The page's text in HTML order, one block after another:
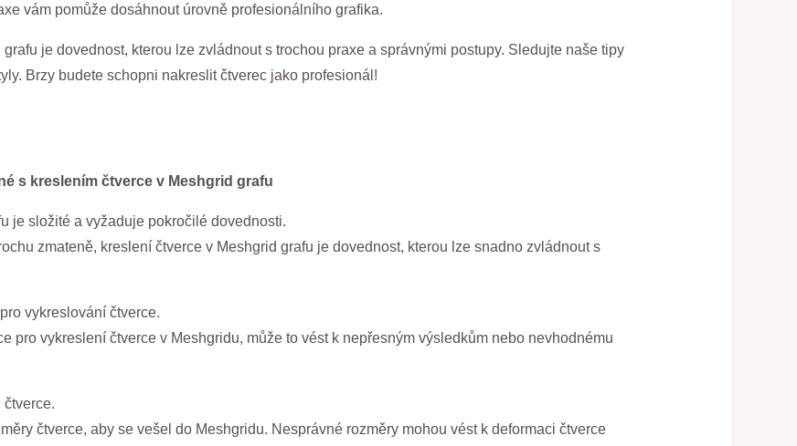
vám pomůže dosáhnout úrovně profesionálního grafika.
je dovednost, kterou lze zvládnout s trochou praxe a správnými postupy. Sledujte naše tipy
Brzy budete schopni nakreslit čtverec jako profesionál!
s kreslením čtverce v Meshgrid grafu
je složité a vyžaduje pokročilé dovednosti.
zmateně, kreslení čtverce v Meshgrid grafu je dovednost, kterou lze snadno zvládnout s
vykreslování čtverce.
pro vykreslení čtverce v Meshgridu, může to vést k nepřesným výsledkům nebo nevhodnému
čtverce.
čtverce, aby se vešel do Meshgridu. Nesprávné rozměry mohou vést k deformaci čtverce